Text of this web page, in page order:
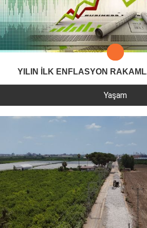
YILIN İLK ENFLASYON
Yaşam